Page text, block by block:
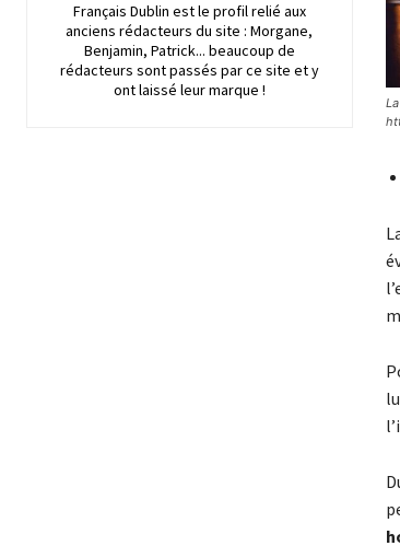
Français Dublin est le profil relié aux
anciens rédacteurs du site : Morgane,
Benjamin, Patrick... beaucoup de
rédacteurs sont passés par ce site et y
ont laissé leur marque !